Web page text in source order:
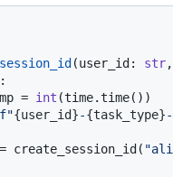
(user_id: str
:
=
int (time.time())
f"{user_id}-{task_type}-
create_session_id(